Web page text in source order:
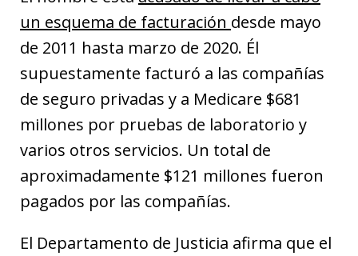
un esquema de facturación desde mayo
de 2011 hasta marzo de 2020. Él
supuestamente facturó a las compañías
de seguro privadas y a Medicare $681
millones por pruebas de laboratorio y
varios otros servicios. Un total de
aproximadamente $121 millones fueron
pagados por las compañías.
El Departamento de Justicia afirma que el